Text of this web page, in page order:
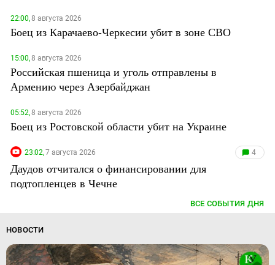
22:00,8 августа 2026
Боец из Карачаево-Черкесии убит в зоне СВО
15:00,8 августа 2026
Российская пшеница и уголь отправлены в
Армению через Азербайджан
05:52,8 августа 2026
Боец из Ростовской области убит на Украине
23:02,7 августа 2026 4
Даудов отчитался о финансировании для
подтопленцев в Чечне
ВСЕ СОБЫТИЯ ДНЯ
НОВОСТИ